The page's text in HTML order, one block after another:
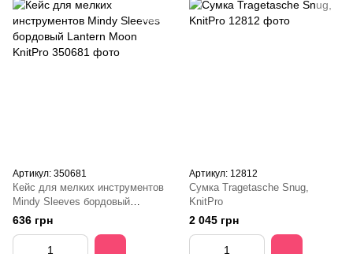
Артикул: 350681
Кейс для мелких инструментов
Mindy Sleeves бордовый
Lantern Moon KnitPro
636 грн
Артикул: 12812
Сумка Tragetasche Snug,
KnitPro
2 045 грн